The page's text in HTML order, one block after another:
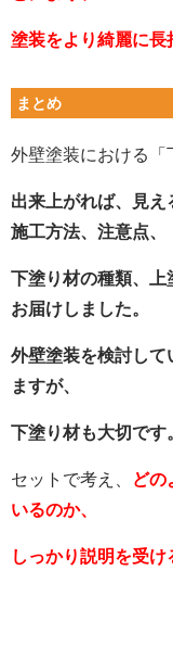
塗装をより綺麗に長
まとめ
外壁塗装における「
出来上がれば、見え
施工方法、注意点、
下塗り材の種類、上
お届けしました。
外壁塗装を検討して
ますが、
下塗り材も大切です
セットで考え、
どの
いるのか、
しっかり説明を受け